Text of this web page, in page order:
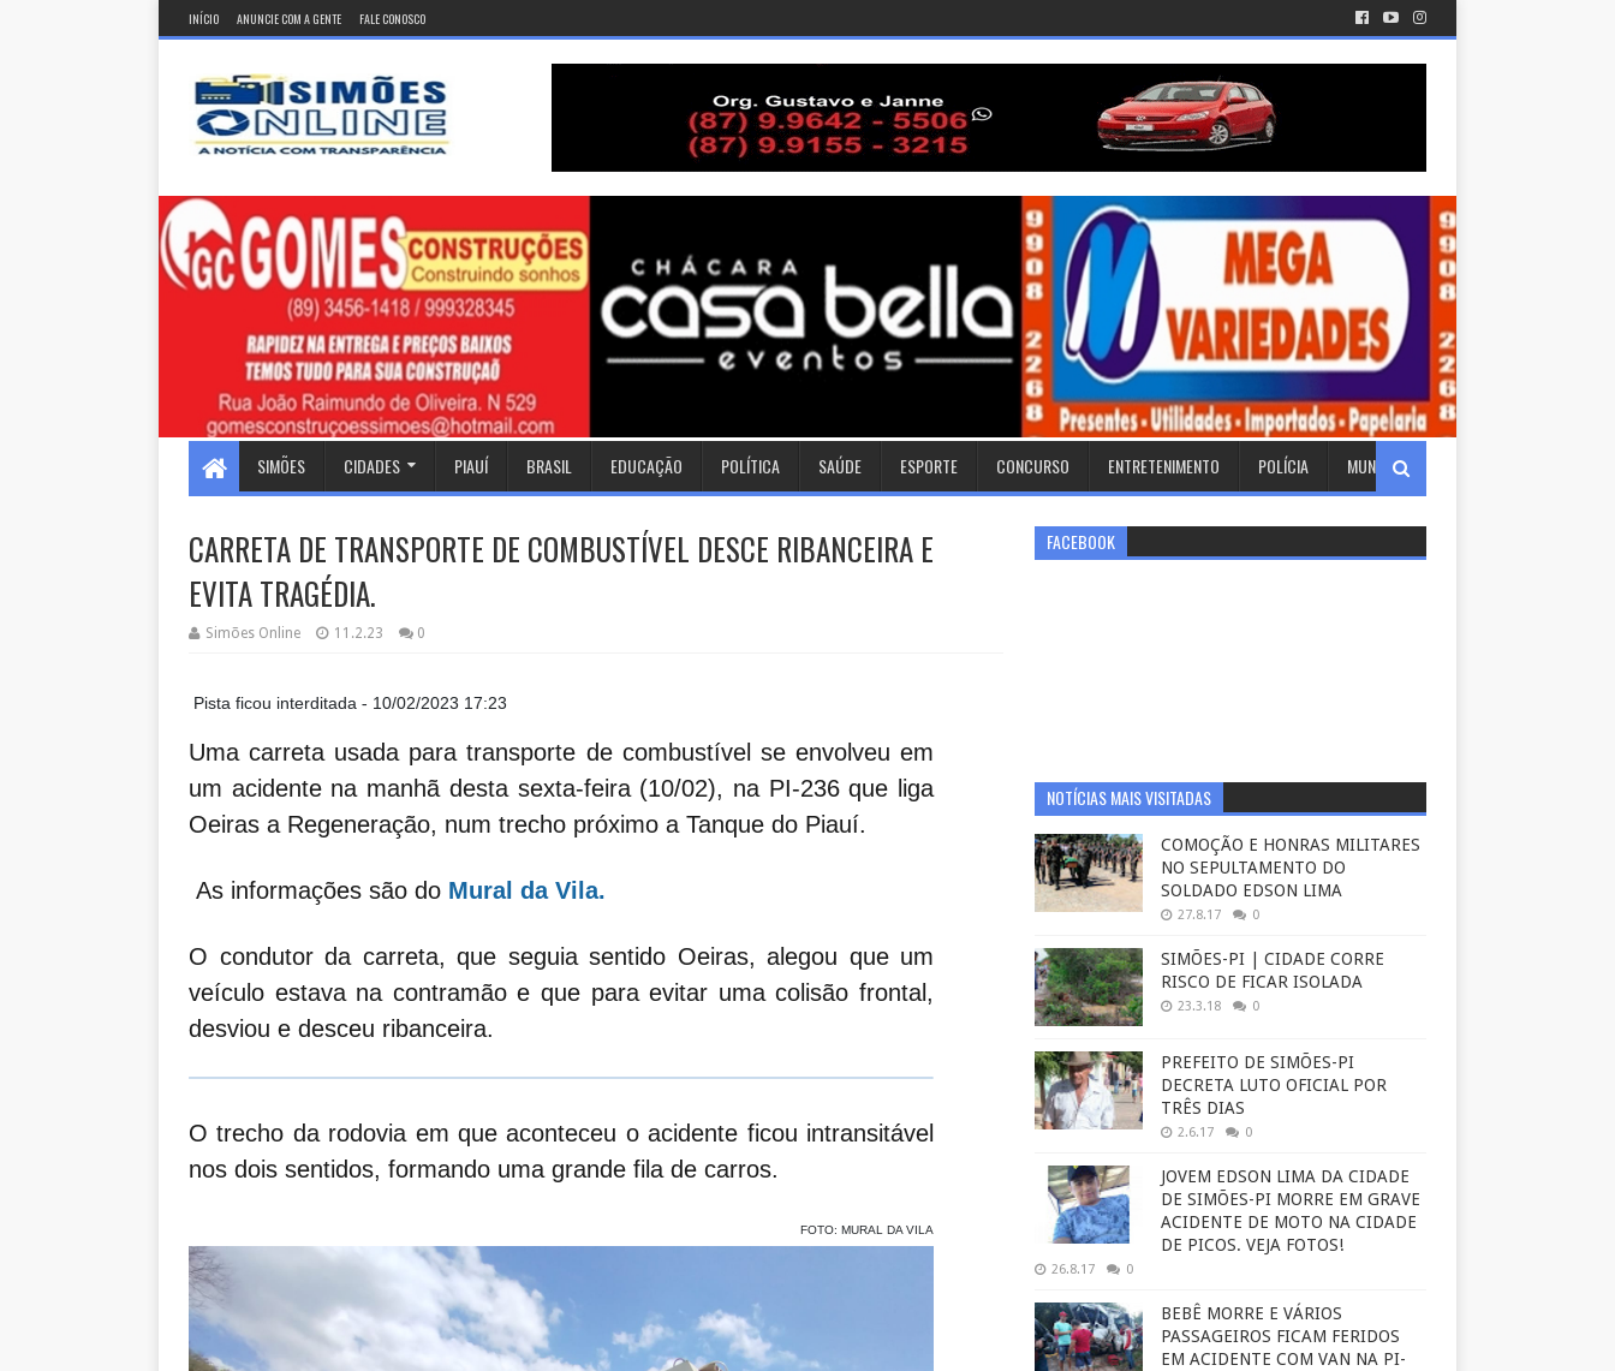
INÍCIO ANUNCIE COM A GENTE FALE CONOSCO
SIMÕES CIDADES PIAUÍ BRASIL EDUCAÇÃO POLÍTICA SAÚDE ESPORTE CONCURSO ENTRETENIMENTO POLÍCIA MUNDO
CARRETA DE TRANSPORTE DE COMBUSTÍVEL DESCE RIBANCEIRA E
EVITA TRAGÉDIA.
Simões Online 11.2.23 0
Pista ficou interditada - 10/02/2023 17:23
Uma carreta usada para transporte de combustível se envolveu em
um acidente na manhã desta sexta-feira (10/02), na PI-236 que liga
Oeiras a Regeneração, num trecho próximo a Tanque do Piauí.
As informações são do Mural da Vila.
O condutor da carreta, que seguia sentido Oeiras, alegou que um
veículo estava na contramão e que para evitar uma colisão frontal,
desviou e desceu ribanceira.
O trecho da rodovia em que aconteceu o acidente ficou intransitável
nos dois sentidos, formando uma grande fila de carros.
FOTO: MURAL DA VILA
FACEBOOK
NOTÍCIAS MAIS VISITADAS
COMOÇÃO E HONRAS MILITARES
NO SEPULTAMENTO DO
SOLDADO EDSON LIMA
27.8.17 0
SIMÕES-PI | CIDADE CORRE
RISCO DE FICAR ISOLADA
23.3.18 0
PREFEITO DE SIMÕES-PI
DECRETA LUTO OFICIAL POR
TRÊS DIAS
2.6.17 0
JOVEM EDSON LIMA DA CIDADE
DE SIMÕES-PI MORRE EM GRAVE
ACIDENTE DE MOTO NA CIDADE
DE PICOS. VEJA FOTOS!
26.8.17 0
BEBÊ MORRE E VÁRIOS
PASSAGEIROS FICAM FERIDOS
EM ACIDENTE COM VAN NA PI-